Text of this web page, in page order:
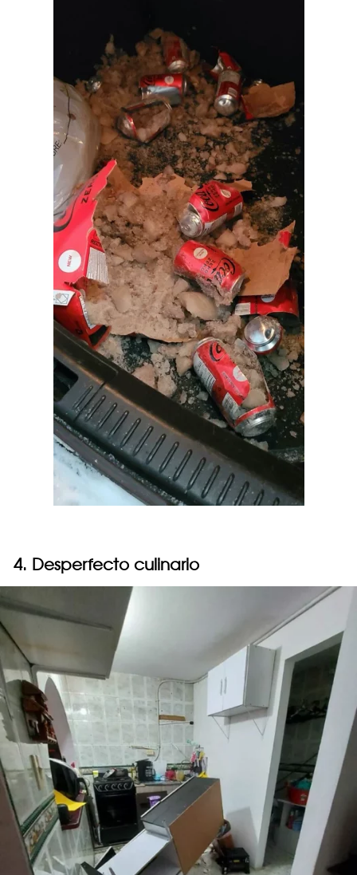
4. Desperfecto culinario